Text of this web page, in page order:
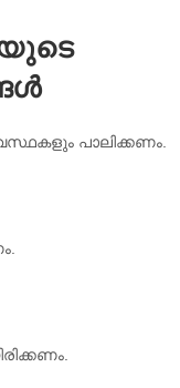
പാലിക്കണം.